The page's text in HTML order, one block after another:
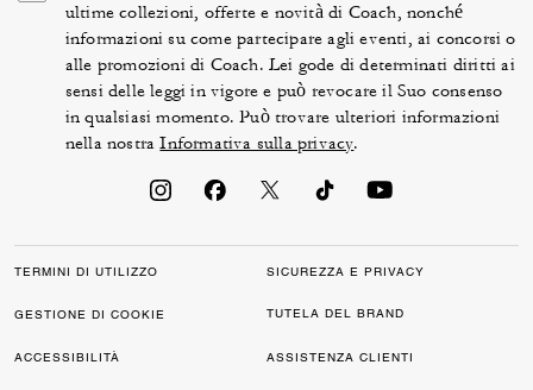
ultime collezioni, offerte e novità di Coach, nonché
informazioni su come partecipare agli eventi, ai concorsi o
alle promozioni di Coach. Lei gode di determinati diritti ai
sensi delle leggi in vigore e può revocare il Suo consenso
in qualsiasi momento. Può trovare ulteriori informazioni
nella nostraInformativa sulla privacy.
TERMINI DI UTILIZZO SICUREZZA E PRIVACY
GESTIONE DI COOKIE TUTELA DEL BRAND
ACCESSIBILITÀ ASSISTENZA CLIENTI